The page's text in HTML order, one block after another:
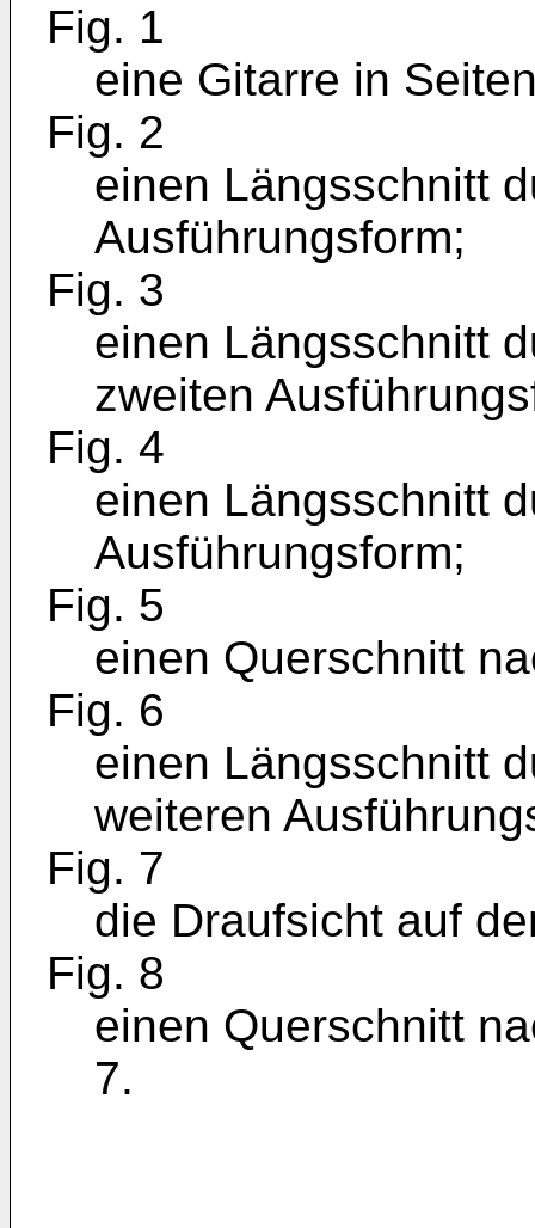
Fig. 1
eine Gitarre in
Fig. 2
einen Längsschnitt
Ausführungsform;
Fig. 3
einen Längsschnitt
zweiten
Fig. 4
einen Längsschnitt
Ausführungsform;
Fig. 5
einen Querschnitt
Fig. 6
einen Längsschnitt
weiteren
Fig. 7
die Draufsicht auf
Fig. 8
einen Querschnitt
7.